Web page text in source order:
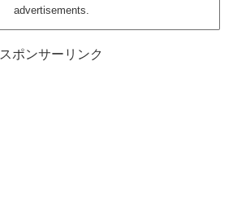
advertisements.
スポンサーリンク